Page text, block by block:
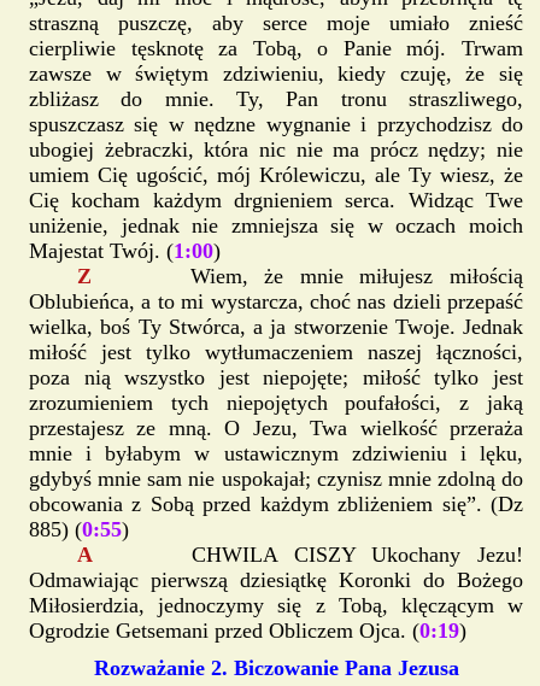
straszną puszczę, aby serce moje umiało znieść
cierpliwie tęsknotę za Tobą, o Panie mój. Trwam
zawsze w świętym zdziwieniu, kiedy czuję, że się
zbliżasz do mnie. Ty, Pan tronu straszliwego,
spuszczasz się w nędzne wygnanie i przychodzisz do
ubogiej żebraczki, która nic nie ma prócz nędzy; nie
umiem Cię ugościć, mój Królewiczu, ale Ty wiesz, że
Cię kocham każdym drgnieniem serca. Widząc Twe
uniżenie, jednak nie zmniejsza się w oczach moich
Majestat Twój. (1:00)
Z Wiem, że mnie miłujesz miłością
Oblubieńca, a to mi wystarcza, choć nas dzieli przepaść
wielka, boś Ty Stwórca, a ja stworzenie Twoje. Jednak
miłość jest tylko wytłumaczeniem naszej łączności,
poza nią wszystko jest niepojęte; miłość tylko jest
zrozumieniem tych niepojętych poufałości, z jaką
przestajesz ze mną. O Jezu, Twa wielkość przeraża
mnie i byłabym w ustawicznym zdziwieniu i lęku,
gdybyś mnie sam nie uspokajał; czynisz mnie zdolną do
obcowania z Sobą przed każdym zbliżeniem się”. (Dz
885) (0:55)
A CHWILA CISZY Ukochany Jezu!
Odmawiając pierwszą dziesiątkę Koronki do Bożego
Miłosierdzia, jednoczymy się z Tobą, klęczącym w
Ogrodzie Getsemani przed Obliczem Ojca. (0:19)
Rozważanie 2. Biczowanie Pana Jezusa